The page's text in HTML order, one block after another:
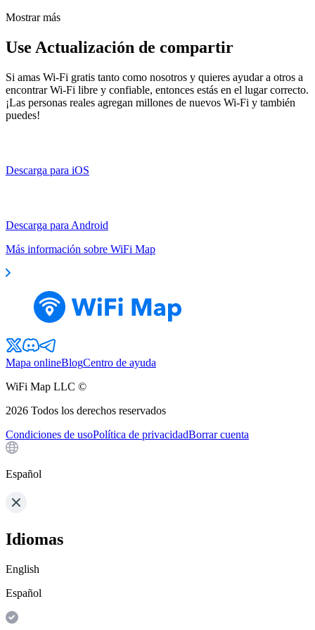
Mostrar más
Use Actualización de compartir
Si amas Wi-Fi gratis tanto como nosotros y quieres ayudar a otros a
encontrar Wi-Fi libre y confiable, entonces estás en el lugar correcto.
¡Las personas reales agregan millones de nuevos Wi-Fi y también
puedes!
Descarga para iOS
Descarga para Android
Más información sobre WiFi Map
Mapa onlineBlogCentro de ayuda
WiFi Map LLC ©
2026 Todos los derechos reservados
Condiciones de usoPolítica de privacidadBorrar cuenta
Español
Idiomas
English
Español